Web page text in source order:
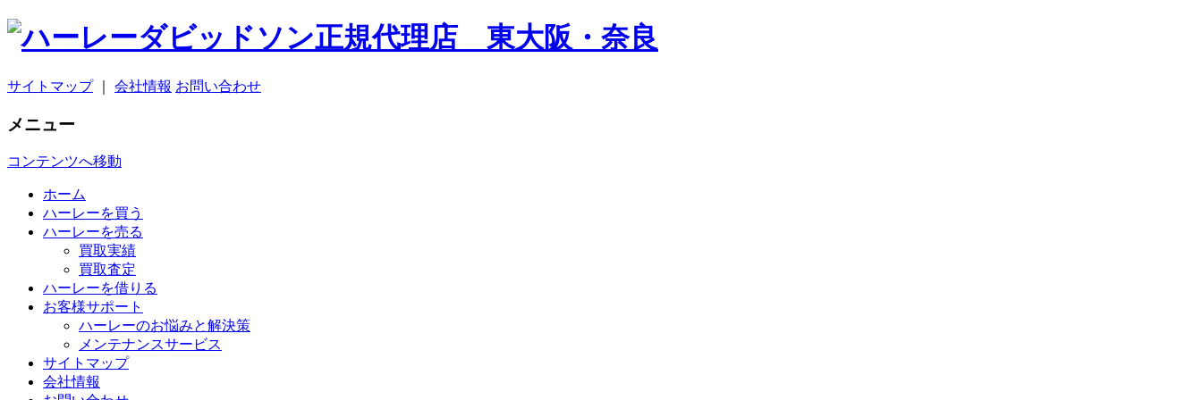
サイトマップ｜ 会社情報 お問い合わせ
メニュー
コンテンツへ移動
ホーム
ハーレーを買う
ハーレーを売る
買取実績
買取査定
ハーレーを借りる
お客様サポート
ハーレーのお悩みと解決策
メンテナンスサービス
サイトマップ
会社情報